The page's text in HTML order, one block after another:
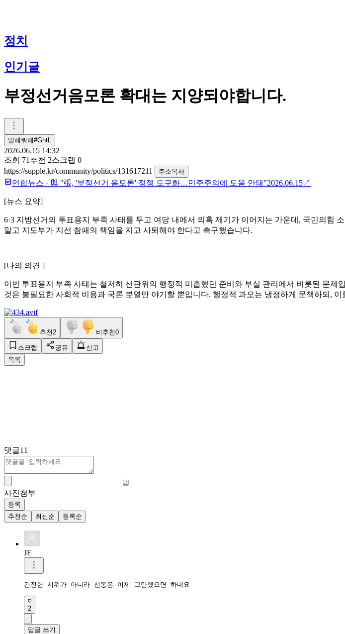
정치
인기글
부정선거음모론 확대는 지양되야합니다.
말해뭐해#GhtL
2026.06.15 14:32
조회 71 추천 2스크랩 0
https://supple.kr/community/politics/131617211
주소복사
연합뉴스 · 與 "張, '부정선거 음모론' 정쟁 도구화…민주주의에 도움 안돼"2026.06.15↗
​[뉴스 요약]
6·3 지방선거의 투표용지 부족 사태를 두고 여당 내에서 의혹 제기가 이어지는 가운데, 국민의힘
말고 지도부가 지선 참패의 책임을 지고 사퇴해야 한다고 촉구했습니다.
​[나의 의견 ]
이번 투표용지 부족 사태는 철저히 선관위의 행정적 미흡했던 준비와 부실 관리에서 비롯된 문
것은 불필요한 사회적 비용과 국론 분열만 야기할 뿐입니다. 행정적 과오는 냉정하게 문책하되,
추천 2 비추천0
스크랩 공유
신고
목록
댓글11
사진첨부
등록
추천순
최신순 등록순
JE
건전한 시위가 아니라 선동은 이제 그만했으면 하네요
2
답글 쓰기